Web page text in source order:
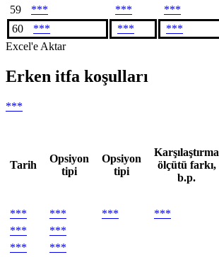
59
*** *** ***
60
*** *** ***
Excel'e Aktar
Erken itfa koşulları
***
Tarih
Opsiyon
tipi
Opsiyon
tipi
Karşılaştırma
ölçütü farkı,
b.p.
***
*** ***
***
***
***
***
***